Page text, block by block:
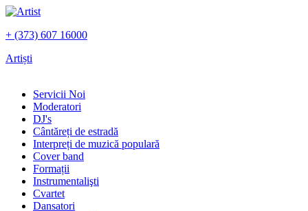
+ (373) 607 16000
Artiști
Servicii Noi
Moderatori
DJ's
Сântăreți de estradă
Interpreți de muzică populară
Сover band
Formații
Instrumentalişti
Cvartet
Dansatori